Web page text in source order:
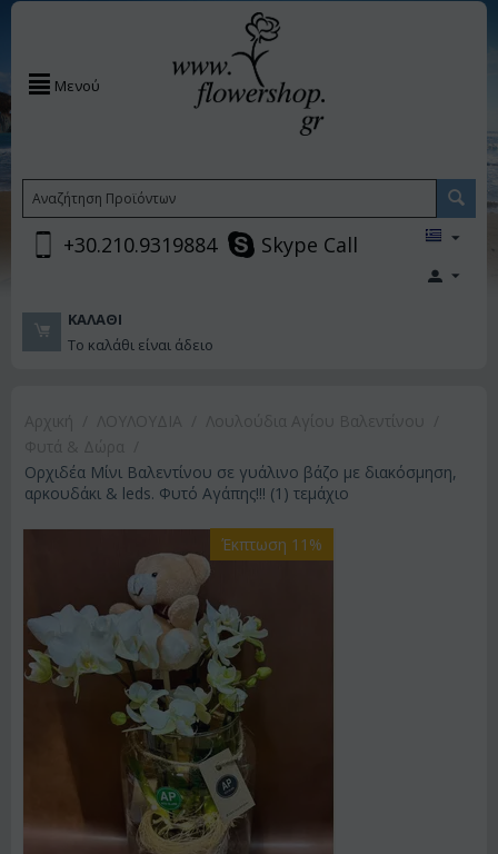
Μενού
+30.210.9319884 Skype Call
ΚΑΛΆΘΙ
Το καλάθι είναι άδειο
Ορχιδέα Μίνι Βαλεντίνου σε γυάλινο βάζο με διακόσμηση,
αρκουδάκι & leds. Φυτό Αγάπης!!! (1) τεμάχιο
Έκπτωση 11%